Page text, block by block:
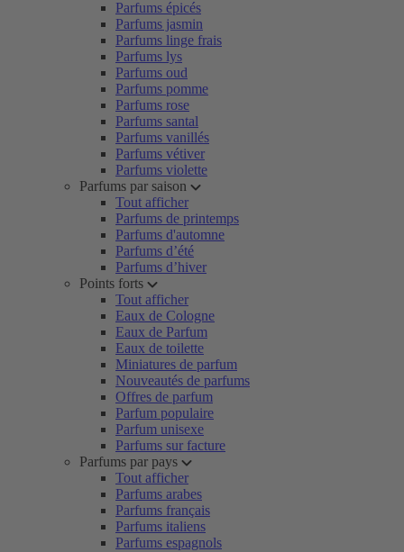
Parfums épicés
Parfums jasmin
Parfums linge frais
Parfums lys
Parfums oud
Parfums pomme
Parfums rose
Parfums santal
Parfums vanillés
Parfums vétiver
Parfums violette
Parfums par saison
Tout afficher
Parfums de printemps
Parfums d'automne
Parfums d’été
Parfums d’hiver
Points forts
Tout afficher
Eaux de Cologne
Eaux de Parfum
Eaux de toilette
Miniatures de parfum
Nouveautés de parfums
Offres de parfum
Parfum populaire
Parfum unisexe
Parfums sur facture
Parfums par pays
Tout afficher
Parfums arabes
Parfums français
Parfums italiens
Parfums espagnols